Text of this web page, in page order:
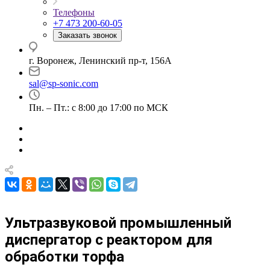
Телефоны
+7 473 200-60-05
Заказать звонок
г. Воронеж, Ленинский пр-т, 156А
sal@sp-sonic.com
Пн. – Пт.: с 8:00 до 17:00 по МСК
Ультразвуковой промышленный
диспергатор с реактором для
обработки торфа